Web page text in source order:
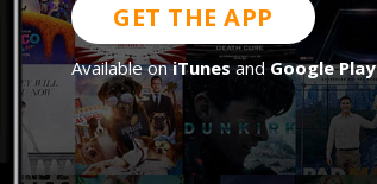
GET THE APP
Available oniTunesandGoogle Play